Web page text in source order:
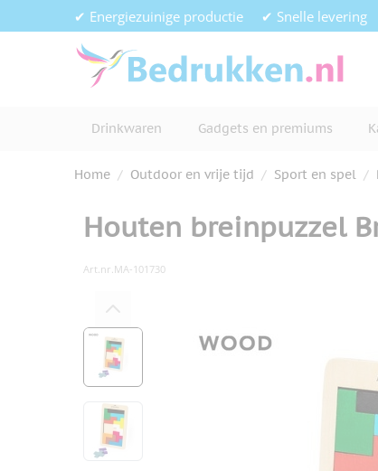
Ga naar de inhoud✔ Energiezuinige productie ✔ Snelle levering
Drinkwaren Gadgets en premiums
Home / Outdoor en vrije tijd / Sport en spel /
Houten breinpuzzel
Art.nr.MA-101730
View larger image
View larger image